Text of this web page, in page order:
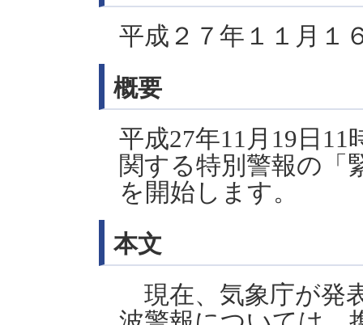
平成２７年１１月１
概要
平成27年11月19日
関する特別警報の「
を開始します。
本文
現在、気象庁が発